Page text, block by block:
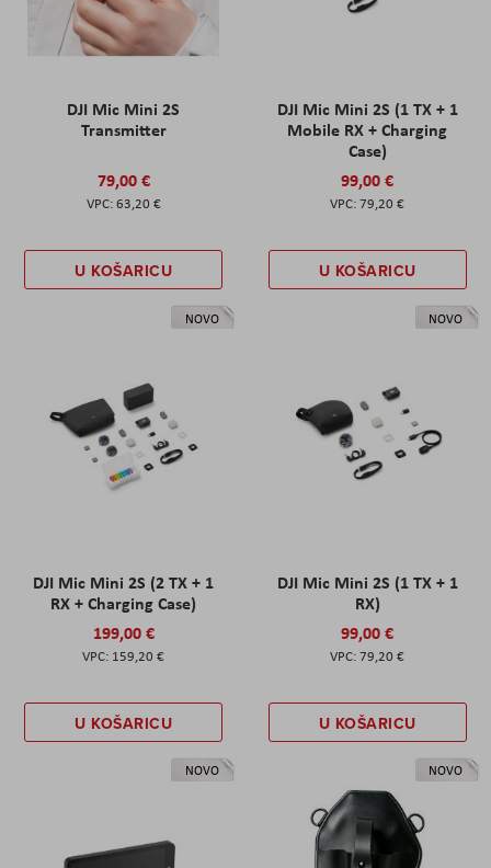
DJI Mic Mini 2S
Transmitter
79,00 €
63,20 €
U KOŠARICU
DJI Mic Mini 2S (1 TX + 1
Mobile RX + Charging
Case)
99,00 €
79,20 €
U KOŠARICU
NOVO
DJI Mic Mini 2S (2 TX + 1
RX + Charging Case)
199,00 €
159,20 €
U KOŠARICU
NOVO
DJI Mic Mini 2S (1 TX + 1
RX)
99,00 €
79,20 €
U KOŠARICU
NOVO NOVO